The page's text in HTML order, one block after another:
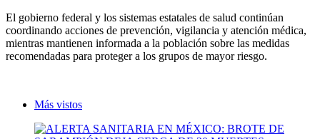
El gobierno federal y los sistemas estatales de salud continúan
coordinando acciones de prevención, vigilancia y atención médica,
mientras mantienen informada a la población sobre las medidas
recomendadas para proteger a los grupos de mayor riesgo.
Más vistos